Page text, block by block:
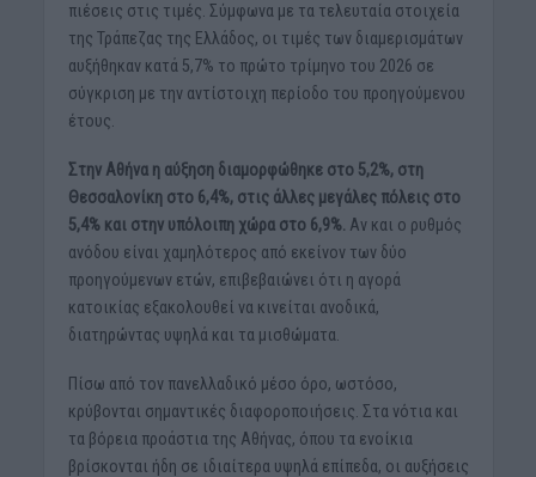
πιέσεις στις τιμές. Σύμφωνα με τα τελευταία στοιχεία
της Τράπεζας της Ελλάδος, οι τιμές των διαμερισμάτων
αυξήθηκαν κατά 5,7% το πρώτο τρίμηνο του 2026 σε
σύγκριση με την αντίστοιχη περίοδο του προηγούμενου
έτους.
Στην Αθήνα η αύξηση διαμορφώθηκε στο 5,2%, στη
Θεσσαλονίκη στο 6,4%, στις άλλες μεγάλες πόλεις στο
5,4% και στην υπόλοιπη χώρα στο 6,9%. Αν και ο ρυθμός
ανόδου είναι χαμηλότερος από εκείνον των δύο
προηγούμενων ετών, επιβεβαιώνει ότι η αγορά
κατοικίας εξακολουθεί να κινείται ανοδικά,
διατηρώντας υψηλά και τα μισθώματα.
Πίσω από τον πανελλαδικό μέσο όρο, ωστόσο,
κρύβονται σημαντικές διαφοροποιήσεις. Στα νότια και
τα βόρεια προάστια της Αθήνας, όπου τα ενοίκια
βρίσκονται ήδη σε ιδιαίτερα υψηλά επίπεδα, οι αυξήσεις